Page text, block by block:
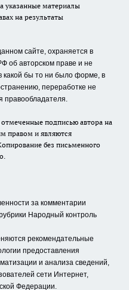
указанные материалы
на результаты
сайте, охраняется в
об авторском праве и не
какой бы то ни было форме, в
переработке не
правообладателя.
подписью автора на
правом и являются
без письменного
за комментарии
Народный контроль
рекомендательные
предоставления
и анализа сведений,
сети Интернет,
Федерации.